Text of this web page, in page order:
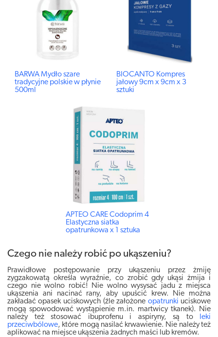
BARWA Mydło szare
tradycyjne polskie w płynie
500ml
BIOCANTO Kompres
jałowy 9cm x 9cm x 3
sztuki
APTEO CARE Codoprim 4
Elastyczna siatka
opatrunkowa x 1 sztuka
Czego nie należy robić po ukąszeniu?
Prawidłowe postępowanie przy ukąszeniu przez żmiję
zygzakowatą określa wyraźnie, co zrobić gdy ukąsi żmija i
czego nie wolno robić! Nie wolno wysysać jadu z miejsca
ukąszenia ani nacinać rany, aby upuścić krew. Nie można
zakładać opasek uciskowych (źle założone opatrunki uciskowe
mogą spowodować wystąpienie m.in. martwicy tkanek). Nie
należy też stosować ibuprofenu i aspiryny, są to
leki
przeciwbólowe, które mogą nasilać krwawienie. Nie należy też
aplikować na miejsce ukąszenia żadnych maści lub kremów.